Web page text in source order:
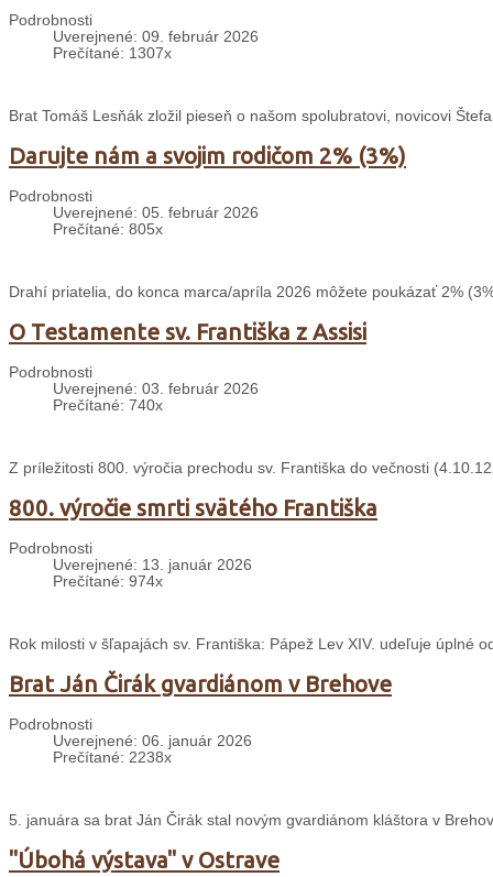
Podrobnosti
Uverejnené: 09. február 2026
Prečítané: 1307x
Brat Tomáš Lesňák zložil pieseň o našom spolubratovi, novicovi
Darujte nám a svojim rodičom 2% (3%)
Podrobnosti
Uverejnené: 05. február 2026
Prečítané: 805x
Drahí priatelia, do konca marca/apríla 2026 môžete poukázať 2%
O Testamente sv. Františka z Assisi
Podrobnosti
Uverejnené: 03. február 2026
Prečítané: 740x
Z príležitosti 800. výročia prechodu sv. Františka do večnosti
800. výročie smrti svätého Františka
Podrobnosti
Uverejnené: 13. január 2026
Prečítané: 974x
Rok milosti v šľapajách sv. Františka: Pápež Lev XIV. udeľuje úplné
Brat Ján Čirák gvardiánom v Brehove
Podrobnosti
Uverejnené: 06. január 2026
Prečítané: 2238x
5. januára sa brat Ján Čirák stal novým gvardiánom kláštora v
"Úbohá výstava" v Ostrave